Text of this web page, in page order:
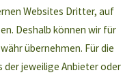
Websites Dritter, auf
Deshalb können wir für
übernehmen. Für die
jeweilige Anbieter oder